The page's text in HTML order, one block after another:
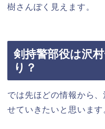
樹さんぽく見えます。
剣持警部役は沢
り？
では先ほどの情報から
せていきたいと思います